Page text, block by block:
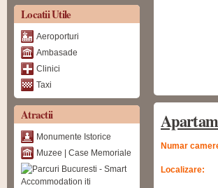
Locatii Utile
Aeroporturi
Ambasade
Clinici
Taxi
Atractii
Monumente Istorice
Muzee | Case Memoriale
Numar
Localizare: